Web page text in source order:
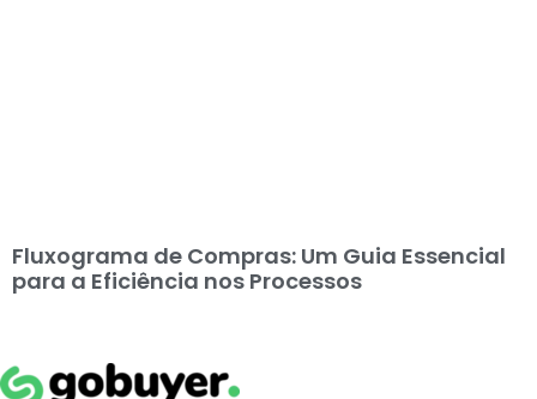
Fluxograma de Compras: Um Guia Essencial
para a Eficiência nos Processos